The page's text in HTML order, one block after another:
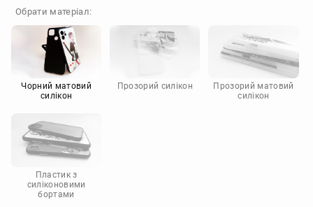
Google
Doogee
Infinix
Sony
Motorola
Обрати матеріал:
Чорний матовий
силікон
Прозорий силікон
Прозорий матовий
силікон
Пластик з
силіконовими
бортами